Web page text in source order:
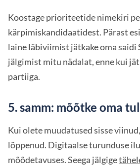
Koostage prioriteetide nimekiri
kärpimiskandidaatidest. Pärast
laine läbiviimist jätkake oma saidi
jälgimist mitu nädalat, enne kui
partiiga.
5. samm: mõõtke oma
Kui olete muudatused sisse
lõppenud. Digitaalse turunduse
mõõdetavuses. Seega jälgige